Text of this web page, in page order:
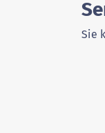
Sie